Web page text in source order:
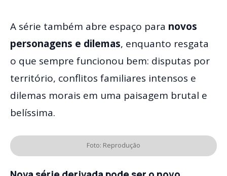
A série também abre espaço para novos
personagens e dilemas, enquanto resgata
o que sempre funcionou bem: disputas por
território, conflitos familiares intensos e
dilemas morais em uma paisagem brutal e
belíssima.
Foto: Reprodução